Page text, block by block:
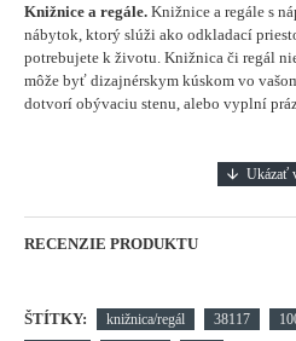
Knižnice a regále. Knižnice a regále s
nábytok, ktorý slúži ako odkladací
potrebujete k životu. Knižnica či regál
môže byť dizajnérskym kúskom vo
dotvorí obývaciu stenu, alebo vyplní
RECENZIE PRODUKTU
ŠTÍTKY: knižnica/regál 38117